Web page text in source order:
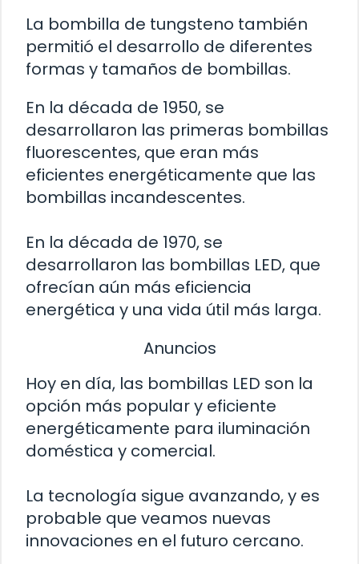
La bombilla de tungsteno también
permitió el desarrollo de diferentes
formas y tamaños de bombillas.
En la década de 1950, se
desarrollaron las primeras bombillas
fluorescentes, que eran más
eficientes energéticamente que las
bombillas incandescentes.
En la década de 1970, se
desarrollaron las bombillas LED, que
ofrecían aún más eficiencia
energética y una vida útil más larga.
Anuncios
Hoy en día, las bombillas LED son la
opción más popular y eficiente
energéticamente para iluminación
doméstica y comercial.
La tecnología sigue avanzando, y es
probable que veamos nuevas
innovaciones en el futuro cercano.